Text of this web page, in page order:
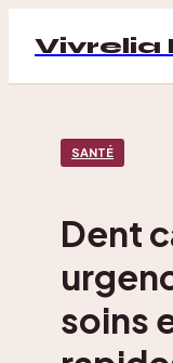
Vivrelia
SANTÉ
Dent
soins